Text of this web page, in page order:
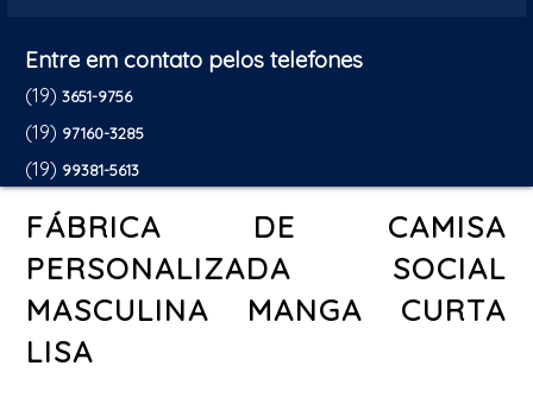
Entre em contato pelos telefones
(19) 3651-9756
(19) 97160-3285
(19) 99381-5613
FÁBRICA DE CAMISA
PERSONALIZADA SOCIAL
MASCULINA MANGA CURTA
LISA